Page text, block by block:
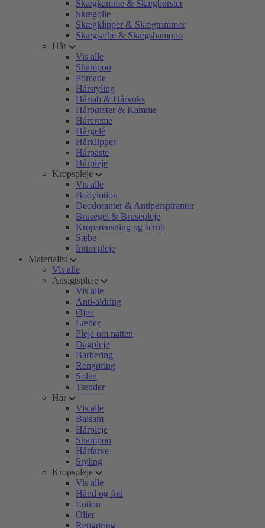
Skægkamme & Skægbørster
Skægolie
Skægklipper & Skægtrimmer
Skægsæbe & Skægshampoo
Hår
Vis alle
Shampoo
Pomade
Hårstyling
Hårtab & Hårvoks
Hårbørster & Kamme
Hårcreme
Hårgelé
Hårklipper
Hårpaste
Hårpleje
Kropspleje
Vis alle
Bodylotion
Deodoranter & Antiperspiranter
Brusegel & Brusepleje
Kropsrensning og scrub
Sæbe
Intim pleje
Materialist
Vis alle
Ansigtspleje
Vis alle
Anti-aldring
Øjne
Læber
Pleje om natten
Dagpleje
Barbering
Rengøring
Solen
Tænder
Hår
Vis alle
Balsam
Hårpleje
Shampoo
Hårfarve
Styling
Kropspleje
Vis alle
Hånd og fod
Lotion
Olier
Rengøring